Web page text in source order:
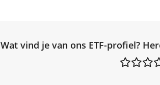
Wat vind je van ons ETF-profiel?